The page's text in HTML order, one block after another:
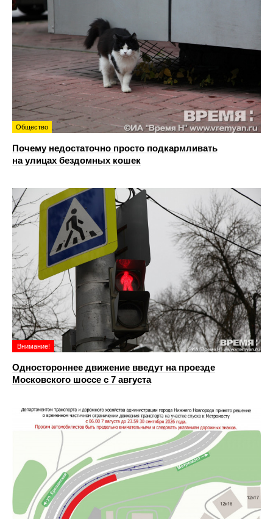
Общество
Почему недостаточно просто подкармливать
на улицах бездомных кошек
Внимание!
Одностороннее движение введут на проезде
Московского шоссе с 7 августа